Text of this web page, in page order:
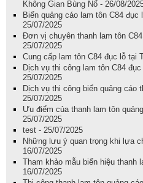
Không Gian Bùng Nổ - 26/08/
Biển quảng cáo lam tôn C84 đục
25/07/2025
Đơn vị chuyên thanh lam tôn
25/07/2025
Cung cấp lam tôn C84 đục lỗ tại
Dịch vụ thi công lam tôn C84
25/07/2025
Dịch vụ thi công biển quảng cáo
25/07/2025
Ưu điểm của thanh lam tôn
25/07/2025
test - 25/07/2025
Những lưu ý quan trọng khi lựa
16/07/2025
Tham khảo mẫu biển hiệu thanh
16/07/2025